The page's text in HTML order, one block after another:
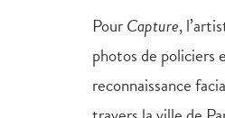
PourCapture,
photos de policiers
reconnaissance